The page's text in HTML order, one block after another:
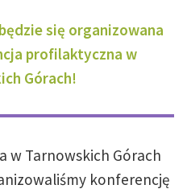
się organizowana
profilaktyczna w
Górach!
w Tarnowskich Górach
konferencję